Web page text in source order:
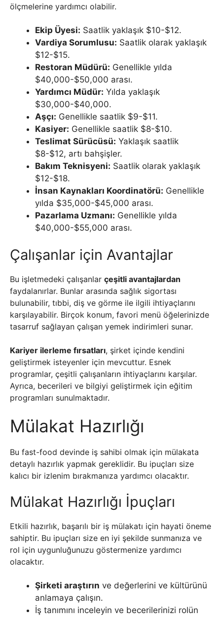
ölçmelerine yardımcı olabilir.
Ekip Üyesi: Saatlik yaklaşık $10-$12.
Vardiya Sorumlusu: Saatlik olarak yaklaşık
$12-$15.
Restoran Müdürü: Genellikle yılda
$40,000-$50,000 arası.
Yardımcı Müdür: Yılda yaklaşık
$30,000-$40,000.
Aşçı: Genellikle saatlik $9-$11.
Kasiyer: Genellikle saatlik $8-$10.
Teslimat Sürücüsü: Yaklaşık saatlik
$8-$12, artı bahşişler.
Bakım Teknisyeni: Saatlik olarak yaklaşık
$12-$18.
İnsan Kaynakları Koordinatörü: Genellikle
yılda $35,000-$45,000 arası.
Pazarlama Uzmanı: Genellikle yılda
$40,000-$55,000 arası.
Çalışanlar için Avantajlar
Bu işletmedeki çalışanlar çeşitli avantajlardan
faydalanırlar. Bunlar arasında sağlık sigortası
bulunabilir, tıbbi, diş ve görme ile ilgili ihtiyaçlarını
karşılayabilir. Birçok konum, favori menü öğelerinizde
tasarruf sağlayan çalışan yemek indirimleri sunar.
Kariyer ilerleme fırsatları, şirket içinde kendini
geliştirmek isteyenler için mevcuttur. Esnek
programlar, çeşitli çalışanların ihtiyaçlarını karşılar.
Ayrıca, becerileri ve bilgiyi geliştirmek için eğitim
programları sunulmaktadır.
Mülakat Hazırlığı
Bu fast-food devinde iş sahibi olmak için mülakata
detaylı hazırlık yapmak gereklidir. Bu ipuçları size
kalıcı bir izlenim bırakmanıza yardımcı olacaktır.
Mülakat Hazırlığı İpuçları
Etkili hazırlık, başarılı bir iş mülakatı için hayati öneme
sahiptir. Bu ipuçları size en iyi şekilde sunmanıza ve
rol için uygunluğunuzu göstermenize yardımcı
olacaktır.
Şirketi araştırın ve değerlerini ve kültürünü
anlamaya çalışın.
İş tanımını inceleyin ve becerilerinizi rolün